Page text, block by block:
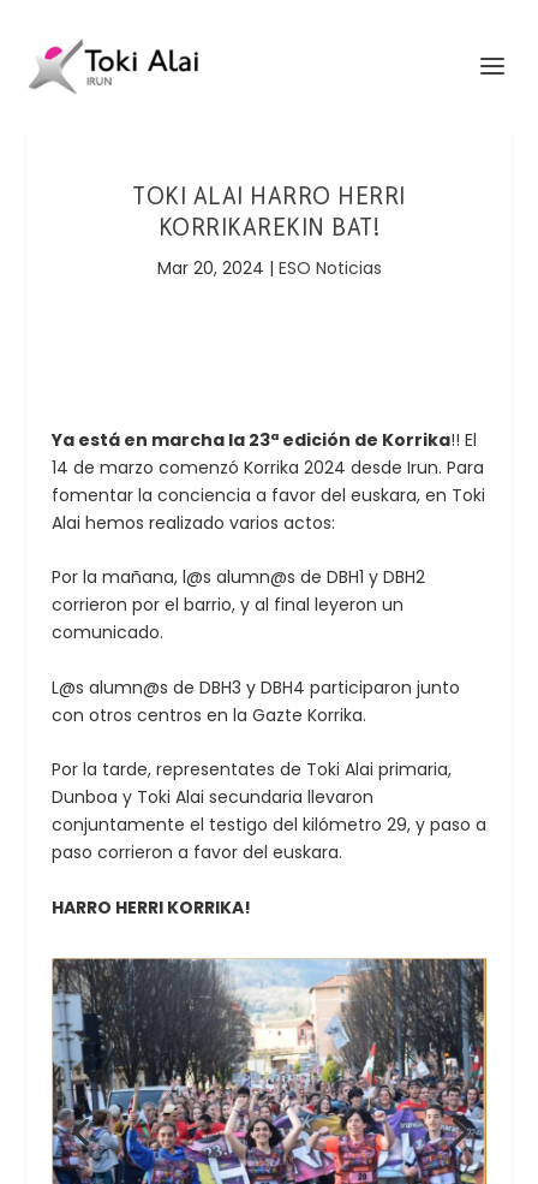
TOKI ALAI HARRO HERRI
KORRIKAREKIN BAT!
Mar 20, 2024 | ESO Noticias
Ya está en marcha la 23ª edición de Korrika!! El
14 de marzo comenzó Korrika 2024 desde Irun. Para
fomentar la conciencia a favor del euskara, en Toki
Alai hemos realizado varios actos:
Por la mañana, l@s alumn@s de DBH1 y DBH2
corrieron por el barrio, y al final leyeron un
comunicado.
L@s alumn@s de DBH3 y DBH4 participaron junto
con otros centros en la Gazte Korrika.
Por la tarde, representates de Toki Alai primaria,
Dunboa y Toki Alai secundaria llevaron
conjuntamente el testigo del kilómetro 29, y paso a
paso corrieron a favor del euskara.
HARRO HERRI KORRIKA!